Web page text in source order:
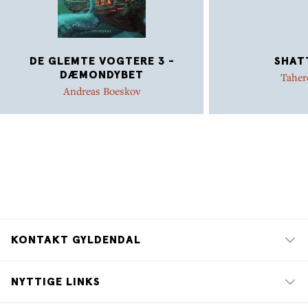
DE GLEMTE VOGTERE 3 -
DÆMONDYBET
Andreas Boeskov
KONTAKT GYLDENDAL
NYTTIGE LINKS